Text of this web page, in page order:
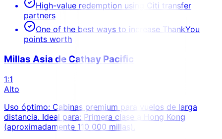
High-value redemption using Citi transfer
partners
One of the best ways to increase ThankYou
points worth
Millas Asia de Cathay Pacific
1:1
Alto
Uso óptimo: Cabinas premium para vuelos de larga
distancia. Ideal para: Primera clase a Hong Kong
(aproximadamente 110 000 millas).